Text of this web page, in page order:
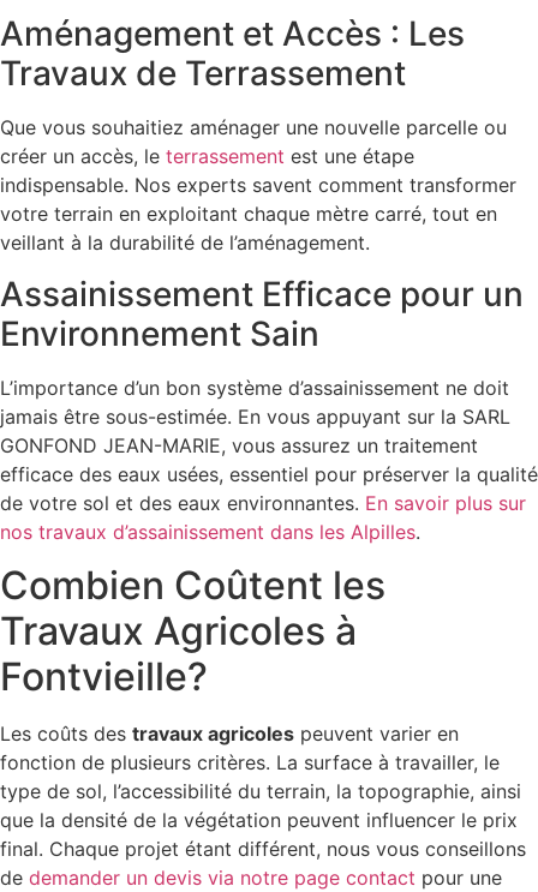
Aménagement et Accès : Les
Travaux de Terrassement
Que vous souhaitiez aménager une nouvelle parcelle ou
créer un accès, le terrassement est une étape
indispensable. Nos experts savent comment transformer
votre terrain en exploitant chaque mètre carré, tout en
veillant à la durabilité de l’aménagement.
Assainissement Efficace pour un
Environnement Sain
L’importance d’un bon système d’assainissement ne doit
jamais être sous-estimée. En vous appuyant sur la SARL
GONFOND JEAN-MARIE, vous assurez un traitement
efficace des eaux usées, essentiel pour préserver la qualité
de votre sol et des eaux environnantes. En savoir plus sur
nos travaux d’assainissement dans les Alpilles.
Combien Coûtent les
Travaux Agricoles à
Fontvieille?
Les coûts des travaux agricoles peuvent varier en
fonction de plusieurs critères. La surface à travailler, le
type de sol, l’accessibilité du terrain, la topographie, ainsi
que la densité de la végétation peuvent influencer le prix
final. Chaque projet étant différent, nous vous conseillons
de demander un devis via notre page contact pour une